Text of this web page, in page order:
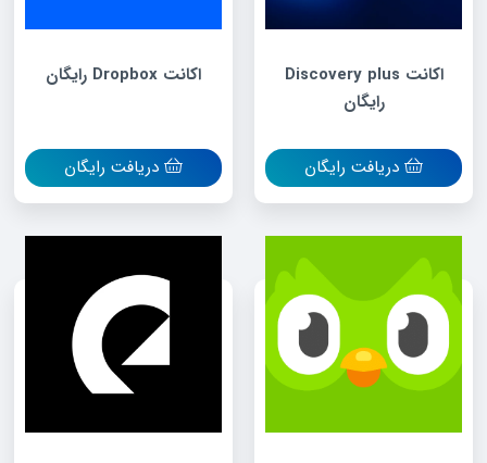
اکانت Discovery plus
رایگان
دریافت رایگان
اکانت Dropbox رایگان
دریافت رایگان